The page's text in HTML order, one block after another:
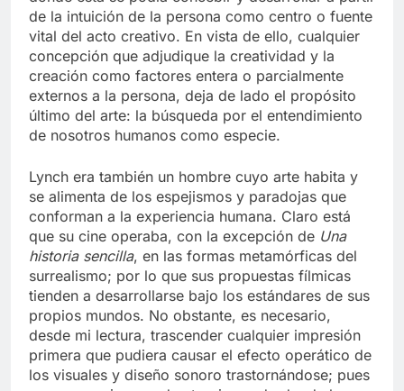
de la intuición de la persona como centro o fuente
vital del acto creativo. En vista de ello, cualquier
concepción que adjudique la creatividad y la
creación como factores entera o parcialmente
externos a la persona, deja de lado el propósito
último del arte: la búsqueda por el entendimiento
de nosotros humanos como especie.
Lynch era también un hombre cuyo arte habita y
se alimenta de los espejismos y paradojas que
conforman a la experiencia humana. Claro está
que su cine operaba, con la excepción de Una
historia sencilla, en las formas metamórficas del
surrealismo; por lo que sus propuestas fílmicas
tienden a desarrollarse bajo los estándares de sus
propios mundos. No obstante, es necesario,
desde mi lectura, trascender cualquier impresión
primera que pudiera causar el efecto operático de
los visuales y diseño sonoro trastornándose; pues